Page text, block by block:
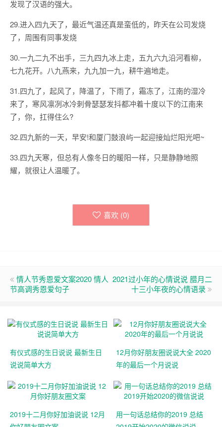
发现了汉语的强大。
29.进入四九天了，最近气温还真是蛮低的，昨天在公司发烧
了，周围有同事发烧
30.一九二九不出手，三九四九冰上走，五九六九沿河看柳，
七九花开。八九燕来，九九加一九，耕牛遍地走。
31.四九了，起风了，降温了，下雨了，霜冻了，江南的湿冷
来了，寒风凛冽冰冷刺骨瑟瑟发抖都冲着十度以下的江南来
了，你，扛得住么?
32.四九新的一天，早安!和厦门鼓浪屿一起迎接灿烂阳光吧~
33.四九天寒，但总有人像冬日的暖阳一样，只是静静地照
耀，就很让人温暖了。
喜欢 (0)
情人节秀恩爱文案2020 情人
节高调秀恩爱句子
2021过小年的心情说说 腊月二
十三小年夜的心情语录
有仪式感的生日说说 最新生日
说说简单大方
12月你好朋友圈说说大全 2020
年的最后一个月说说
2019十二月你好加油说说 12月
用一句话总结你的2019 总结